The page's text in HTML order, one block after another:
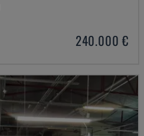
240.000 €